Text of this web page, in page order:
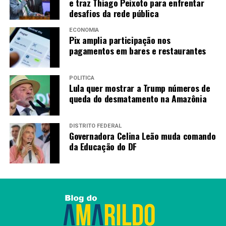
construção”, completou o presidente da Federação das
Indústrias do Estado de Goiás (Fieg), André Rocha.
Ensino médio
Em 2024, a Secretaria da Educação atendeu a 8.664
alunos nos cursos técnicos profissionalizantes ofertados
em 53 municípios. Com a implantação do programa
Profissionaliza Goiás, o número de vagas aumentará
para cerca de 25 mil.
“Estamos demonstrando o
quanto a juventude é
especial para nossa gestão.
E vamos acompanhar, pois a
evasão dos cursos
desafios da rede pública
ECONOMIA
Pix amplia participação nos
pagamentos em bares e restaurantes
POLÍTICA
Lula quer mostrar a Trump números de
queda do desmatamento na Amazônia
DISTRITO FEDERAL
Governadora Celina Leão muda comando
da Educação do DF